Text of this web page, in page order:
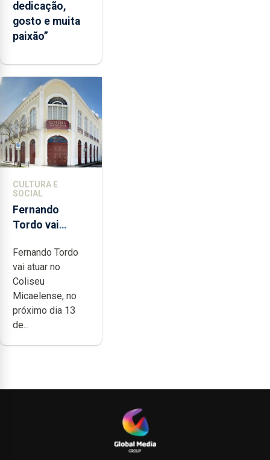
dedicação,
gosto e muita
paixão”
CULTURA E
SOCIAL
Fernando
Tordo vai
anos de
carreira no
Coliseu
Micaelense
Fernando Tordo
vai atuar no
Coliseu
Micaelense, no
próximo dia 13
de...